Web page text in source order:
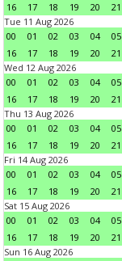
16
17 18 19 20 21
Tue 11 Aug 2026
00
01 02 03 04 05
16
17 18 19 20 21
Wed 12 Aug 2026
00
01 02 03 04 05
16
17 18 19 20 21
Thu 13 Aug 2026
00
01 02 03 04 05
16
17 18 19 20 21
Fri 14 Aug 2026
00
01 02 03 04 05
16
17 18 19 20 21
Sat 15 Aug 2026
00
01 02 03 04 05
16
17 18 19 20 21
Sun 16 Aug 2026